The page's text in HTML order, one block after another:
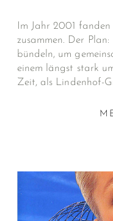
Im Jahr 2001
zusammen. Der
bündeln, um
einem längst stark
Zeit, als Lindenhof-
fuhr, um bei